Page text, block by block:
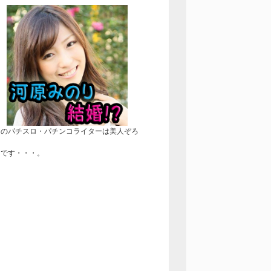
パチスロ・パチンコライターは美人ぞろ
す・・・。